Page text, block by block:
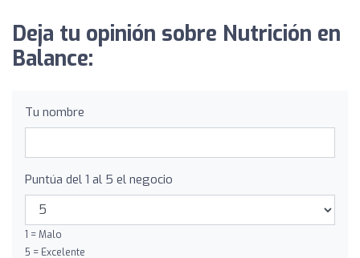
Deja tu opinión sobre Nutrición en
Balance:
Tu nombre
Puntúa del 1 al 5 el negocio
1 = Malo
5 = Excelente